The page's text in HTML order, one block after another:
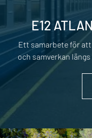
E12
Ett samarbete för
och samverkan